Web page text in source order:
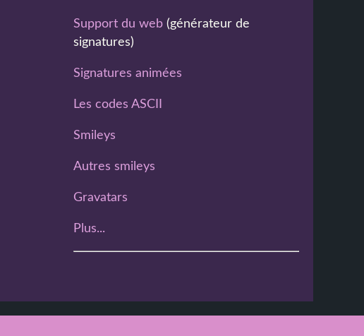
Support du web (générateur de
signatures)
Signatures animées
Les codes ASCII
Smileys
Autres smileys
Gravatars
Plus...